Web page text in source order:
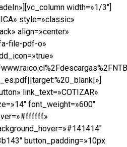
width=»1/3″]
style=»classic»
align=»center»
file-pdf-o»
link_text=»COTIZAR»
font_weight=»600″
button_padding=»10px